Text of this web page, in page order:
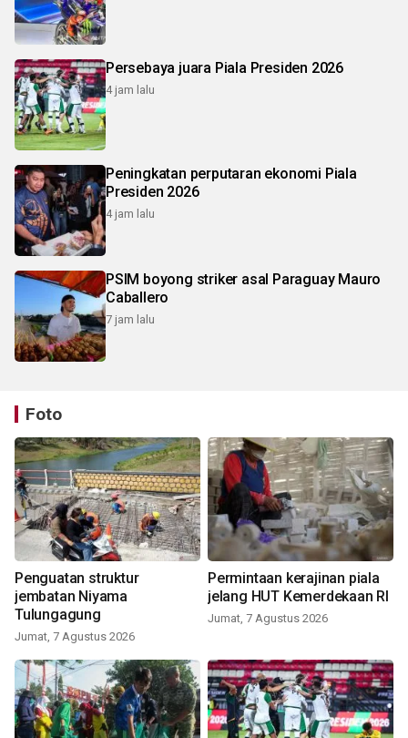
Persebaya juara Piala Presiden 2026
4 jam lalu
Peningkatan perputaran ekonomi Piala
Presiden 2026
4 jam lalu
PSIM boyong striker asal Paraguay Mauro
Caballero
7 jam lalu
Foto
Penguatan struktur
jembatan Niyama
Tulungagung
Jumat, 7 Agustus 2026
Permintaan kerajinan piala
jelang HUT Kemerdekaan RI
Jumat, 7 Agustus 2026